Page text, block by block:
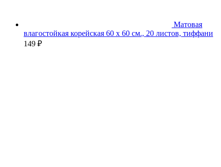
Матовая
влагостойкая корейская 60 х 60 см., 20 листов, тиффани
149 ₽